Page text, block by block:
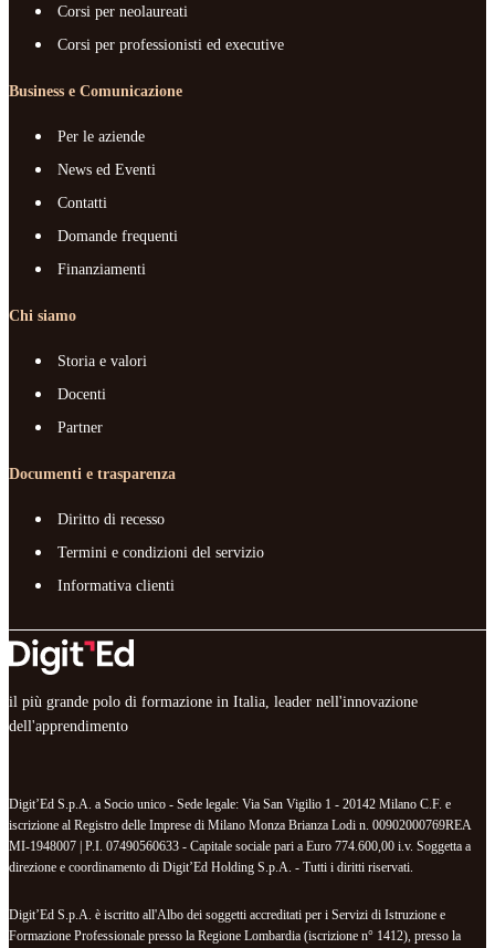
Corsi per neolaureati
Corsi per professionisti ed executive
Business e Comunicazione
Per le aziende
News ed Eventi
Contatti
Domande frequenti
Finanziamenti
Chi siamo
Storia e valori
Docenti
Partner
Documenti e trasparenza
Diritto di recesso
Termini e condizioni del servizio
Informativa clienti
il più grande polo di formazione in Italia, leader nell'innovazione
dell'apprendimento
Digit’Ed S.p.A. a Socio unico - Sede legale: Via San Vigilio 1 - 20142 Milano C.F. e
iscrizione al Registro delle Imprese di Milano Monza Brianza Lodi n. 00902000769REA
MI-1948007 | P.I. 07490560633 - Capitale sociale pari a Euro 774.600,00 i.v. Soggetta a
direzione e coordinamento di Digit’Ed Holding S.p.A. - Tutti i diritti riservati.
Digit’Ed S.p.A. è iscritto all'Albo dei soggetti accreditati per i Servizi di Istruzione e
Formazione Professionale presso la Regione Lombardia (iscrizione n° 1412), presso la